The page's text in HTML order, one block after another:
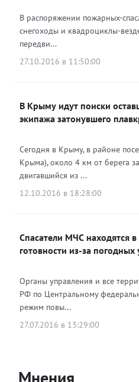
В распоряжении пожарных-
снегоходы и квадроциклы-
передви...
27.10.2016 в 11:50:00
В Крыму идут поиски
экипажа затонувшего
Сегодня в Крыму, в районе
Крыма), около 4 км от берега
двигавшийся из ...
12.10.2016 в 18:28:00
Спасатели МЧС находятся
готовности из-за
Органы управления и все
РФ по Центральному
режим повы...
27.07.2016 в 13:29:00
Мнения